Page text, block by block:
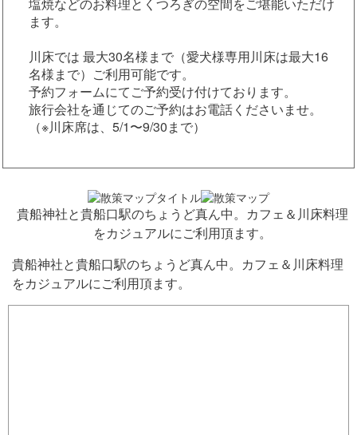
塩焼などのお料理とくつろぎの空間をご堪能いただけ
ます。
川床では 最大30名様まで（愛犬様専用川床は最大16
名様まで）ご利用可能です。
予約フォームにてご予約受け付けております。
旅行会社を通じてのご予約はお電話くださいませ。
（※川床席は、5/1〜9/30まで）
貴船神社と貴船口駅のちょうど真ん中。カフェ＆川床料理
をカジュアルにご利用頂ます。
貴船神社と貴船口駅のちょうど真ん中。カフェ＆川床料理
をカジュアルにご利用頂ます。